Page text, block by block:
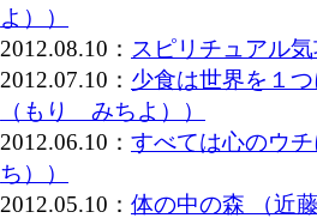
よ））
2012.08.10： スピリチュアル
2012.07.10： 少食は世界を１
（もり みちよ））
2012.06.10： すべては心のウ
ち））
2012.05.10： 体の中の森 （近